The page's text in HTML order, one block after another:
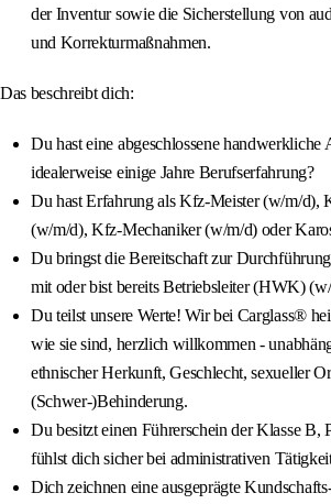
der Inventur sowie die Sicherstellung von
und Korrekturmaßnahmen.
Das beschreibt dich:
Du hast eine abgeschlossene handwerkliche
idealerweise einige Jahre Berufserfahrung?
Du hast Erfahrung als Kfz-Meister (w/m/d),
(w/m/d), Kfz-Mechaniker (w/m/d) oder
Du bringst die Bereitschaft zur
mit oder bist bereits Betriebsleiter (HWK)
Du teilst unsere Werte! Wir bei Carglass®
wie sie sind, herzlich willkommen -
ethnischer Herkunft, Geschlecht, sexueller
(Schwer-)Behinderung.
Du besitzt einen Führerschein der Klasse B,
fühlst dich sicher bei administrativen
Dich zeichnen eine ausgeprägte